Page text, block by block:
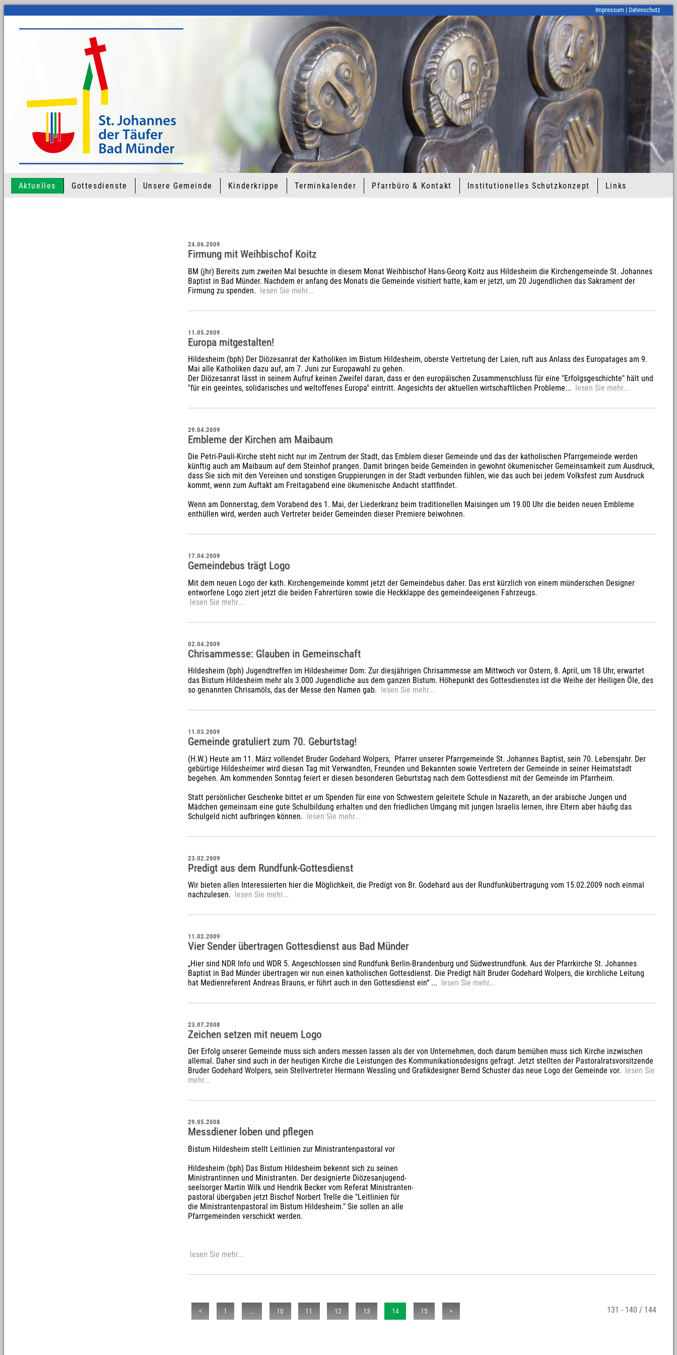
Impressum | Datenschutz
Aktuelles Gottesdienste Unsere Gemeinde Kinderkrippe Terminkalender Pfarrbüro & Kontakt Institutionelles Schutzkonzept Links
24.06.2009
Firmung mit Weihbischof Koitz
BM (jhr) Bereits zum zweiten Mal besuchte in diesem Monat Weihbischof Hans-Georg Koitz aus Hildesheim die Kirchengemeinde St. Johannes
Baptist in Bad Münder. Nachdem er anfang des Monats die Gemeinde visitiert hatte, kam er jetzt, um 20 Jugendlichen das Sakrament der
Firmung zu spenden. lesen Sie mehr...
11.05.2009
Europa mitgestalten!
Hildesheim (bph) Der Diözesanrat der Katholiken im Bistum Hildesheim, oberste Vertretung der Laien, ruft aus Anlass des Europatages am 9.
Mai alle Katholiken dazu auf, am 7. Juni zur Europawahl zu gehen.
Der Diözesanrat lässt in seinem Aufruf keinen Zweifel daran, dass er den europäischen Zusammenschluss für eine "Erfolgsgeschichte" hält und
"für ein geeintes, solidarisches und weltoffenes Europa" eintritt. Angesichts der aktuellen wirtschaftlichen Probleme... lesen Sie mehr...
29.04.2009
Embleme der Kirchen am Maibaum
Die Petri-Pauli-Kirche steht nicht nur im Zentrum der Stadt, das Emblem dieser Gemeinde und das der katholischen Pfarrgemeinde werden
künftig auch am Maibaum auf dem Steinhof prangen. Damit bringen beide Gemeinden in gewohnt ökumenischer Gemeinsamkeit zum Ausdruck,
dass Sie sich mit den Vereinen und sonstigen Gruppierungen in der Stadt verbunden fühlen, wie das auch bei jedem Volksfest zum Ausdruck
kommt, wenn zum Auftakt am Freitagabend eine ökumenische Andacht stattfindet.
Wenn am Donnerstag, dem Vorabend des 1. Mai, der Liederkranz beim traditionellen Maisingen um 19.00 Uhr die beiden neuen Embleme
enthüllen wird, werden auch Vertreter beider Gemeinden dieser Premiere beiwohnen.
17.04.2009
Gemeindebus trägt Logo
Mit dem neuen Logo der kath. Kirchengemeinde kommt jetzt der Gemeindebus daher. Das erst kürzlich von einem münderschen Designer
entworfene Logo ziert jetzt die beiden Fahrertüren sowie die Heckklappe des gemeindeeigenen Fahrzeugs.
lesen Sie mehr...
02.04.2009
Chrisammesse: Glauben in Gemeinschaft
Hildesheim (bph) Jugendtreffen im Hildesheimer Dom: Zur diesjährigen Chrisammesse am Mittwoch vor Ostern, 8. April, um 18 Uhr, erwartet
das Bistum Hildesheim mehr als 3.000 Jugendliche aus dem ganzen Bistum. Höhepunkt des Gottesdienstes ist die Weihe der Heiligen Öle, des
so genannten Chrisamöls, das der Messe den Namen gab.
lesen Sie mehr...
11.03.2009
Gemeinde gratuliert zum 70. Geburtstag!
(H.W.) Heute am 11. März vollendet Bruder Godehard Wolpers, Pfarrer unserer Pfarrgemeinde St. Johannes Baptist, sein 70. Lebensjahr. Der
gebürtige Hildesheimer wird diesen Tag mit Verwandten, Freunden und Bekannten sowie Vertretern der Gemeinde in seiner Heimatstadt
begehen. Am kommenden Sonntag feiert er diesen besonderen Geburtstag nach dem Gottesdienst mit der Gemeinde im Pfarrheim.
Statt persönlicher Geschenke bittet er um Spenden für eine von Schwestern geleitete Schule in Nazareth, an der arabische Jungen und
Mädchen gemeinsam eine gute Schulbildung erhalten und den friedlichen Umgang mit jungen Israelis lernen, ihre Eltern aber häufig das
Schulgeld nicht aufbringen können. lesen Sie mehr...
23.02.2009
Predigt aus dem Rundfunk-Gottesdienst
Wir bieten allen Interessierten hier die Möglichkeit, die Predigt von Br. Godehard aus der Rundfunkübertragung vom 15.02.2009 noch einmal
nachzulesen.
lesen Sie mehr...
11.02.2009
Vier Sender übertragen Gottesdienst aus Bad Münder
„Hier sind NDR Info und WDR 5. Angeschlossen sind Rundfunk Berlin-Brandenburg und Südwestrundfunk. Aus der Pfarrkirche St. Johannes
Baptist in Bad Münder übertragen wir nun einen katholischen Gottesdienst. Die Predigt hält Bruder Godehard Wolpers, die kirchliche Leitung
hat Medienreferent Andreas Brauns, er führt auch in den Gottesdienst ein“ ... lesen Sie mehr...
23.07.2008
Zeichen setzen mit neuem Logo
Der Erfolg unserer Gemeinde muss sich anders messen lassen als der von Unternehmen, doch darum bemühen muss sich Kirche inzwischen
allemal. Daher sind auch in der heutigen Kirche die Leistungen des Kommunikationsdesigns gefragt. Jetzt stellten der Pastoralratsvorsitzende
Bruder Godehard Wolpers, sein Stellvertreter Hermann Wessling und Grafikdesigner Bernd Schuster das neue Logo der Gemeinde vor.
lesen Sie
mehr...
29.05.2008
Messdiener loben und pflegen
Bistum Hildesheim stellt Leitlinien zur Ministrantenpastoral vor
Hildesheim (bph) Das Bistum Hildesheim bekennt sich zu seinen
Ministrantinnen und Ministranten. Der designierte Diözesanjugend-
seelsorger Martin Wilk und Hendrik Becker vom Referat Ministranten-
pastoral übergaben jetzt Bischof Norbert Trelle die "Leitlinien für
die Ministrantenpastoral im Bistum Hildesheim." Sie sollen an alle
Pfarrgemeinden verschickt werden.
lesen Sie mehr...
< 1 ... 10 11 12 13 14 15 > 131 - 140 / 144